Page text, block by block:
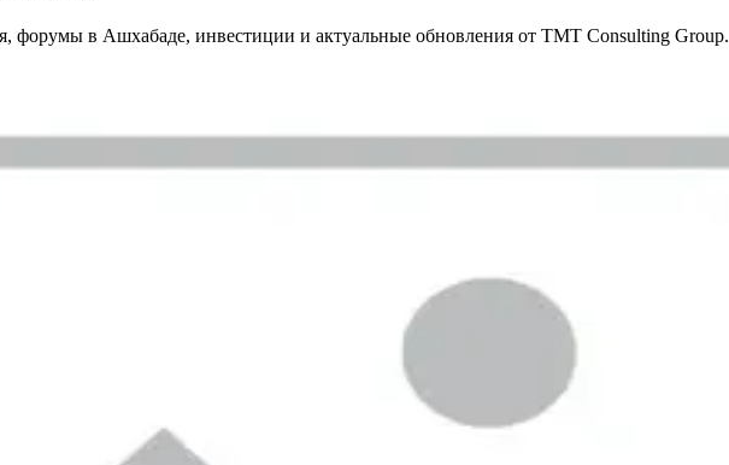
форумы в Ашхабаде, инвестиции и актуальные обновления от TMT Consulting Group.